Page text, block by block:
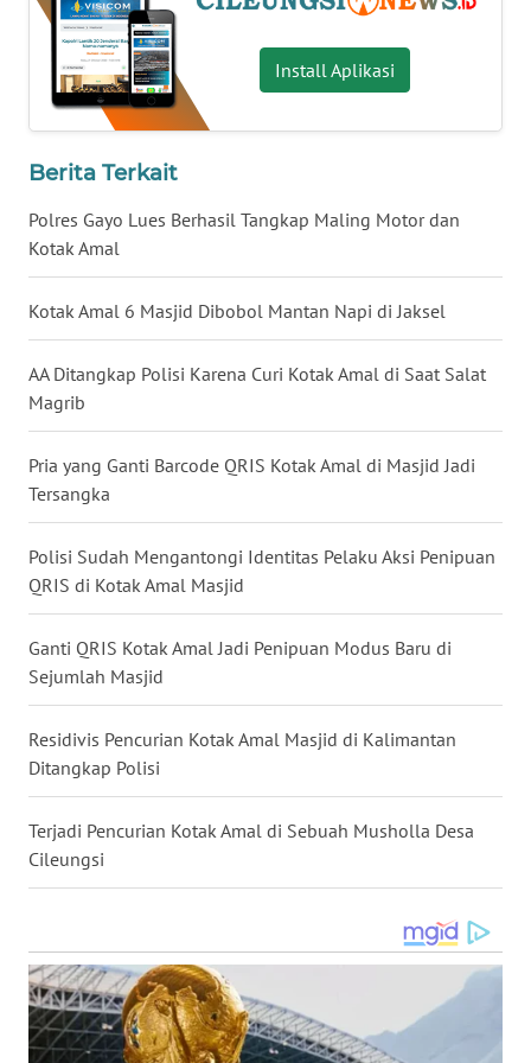
Bogor Cileungsi Kotak Amal
Pencurian Wahananewsco
Beri Komentar
Install Aplikasi
Berita Terkait
Polres Gayo Lues Berhasil Tangkap Maling Motor dan
Kotak Amal
Kotak Amal 6 Masjid Dibobol Mantan Napi di Jaksel
AA Ditangkap Polisi Karena Curi Kotak Amal di Saat Salat
Magrib
Pria yang Ganti Barcode QRIS Kotak Amal di Masjid Jadi
Tersangka
Polisi Sudah Mengantongi Identitas Pelaku Aksi Penipuan
QRIS di Kotak Amal Masjid
Ganti QRIS Kotak Amal Jadi Penipuan Modus Baru di
Residivis Pencurian Kotak Amal Masjid di Kalimantan
Ditangkap Polisi
WN
NUSANTARA
WN
JOGJA
WN
KALBAR
KALTENG
KALTARA
WN
KALSEL
WN
KALTIM
WN
SULSEL
WN
WN
SULUT
WN